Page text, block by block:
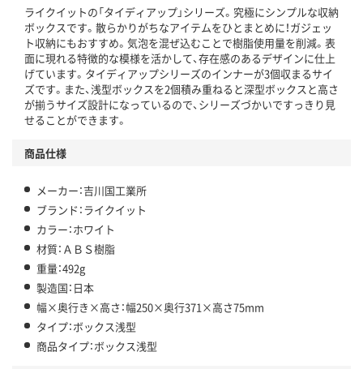
ライクイットの「タイディアップ」シリーズ。究極にシンプルな収納
ボックスです。散らかりがちなアイテムをひとまとめに！ガジェッ
ト収納にもおすすめ。気泡を混ぜ込むことで樹脂使用量を削減。表
面に現れる特徴的な模様を活かして、存在感のあるデザインに仕上
げています。タイディアップシリーズのインナーが3個収まるサイ
ズです。また、浅型ボックスを2個積み重ねると深型ボックスと高さ
が揃うサイズ設計になっているので、シリーズづかいですっきり見
せることができます。
商品仕様
メーカー：吉川国工業所
ブランド：ライクイット
カラー：ホワイト
材質：ＡＢＳ樹脂
重量：492g
製造国：日本
幅×奥行き×高さ：幅250×奥行371×高さ75mm
タイプ：ボックス浅型
商品タイプ：ボックス浅型